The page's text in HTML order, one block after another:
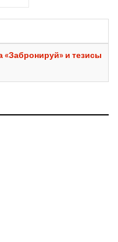
«Забронируй» и тезисы